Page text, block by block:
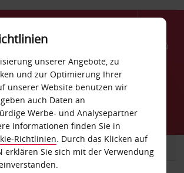
Menü
Bünde
TRANSPORTER
unserer Angebote, zu
und zur Optimierung Ihrer
unserer Website benutzen wir
auch Daten an
Werbe- und Analysepartner
Informationen finden Sie in
Richtlinien. Durch das Klicken auf
erklären Sie sich mit der Verwendung